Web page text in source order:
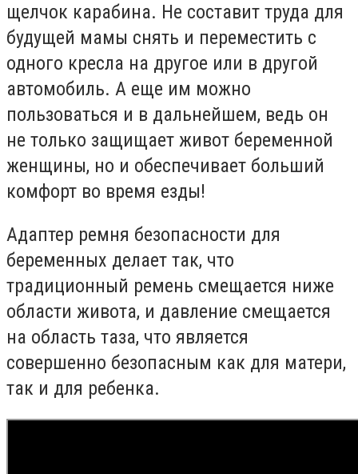
щелчок карабина. Не составит труда для
будущей мамы снять и переместить с
одного кресла на другое или в другой
автомобиль. А еще им можно
пользоваться и в дальнейшем, ведь он
не только защищает живот беременной
женщины, но и обеспечивает больший
комфорт во время езды!
Адаптер ремня безопасности для
беременных делает так, что
традиционный ремень смещается ниже
области живота, и давление смещается
на область таза, что является
совершенно безопасным как для матери,
так и для ребенка.